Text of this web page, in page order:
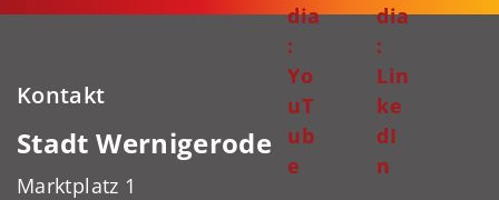
dia
:
Yo
uT
ub
e
dia
:
Lin
ke
dI
n
Kontakt
Stadt Wernigerode
Marktplatz 1